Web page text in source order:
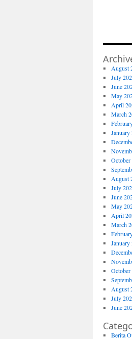
August
July
June
May
April
March
January
October
August
July
June
May
April
March
January
October
August
July
June
Berita